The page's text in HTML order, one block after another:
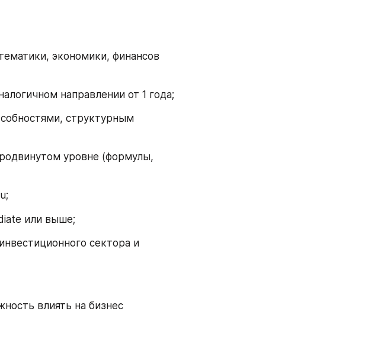
экономики, финансов
направлении от 1 года;
структурным
продвинутом уровне (формулы,
или выше;
инвестиционного сектора и
влиять на бизнес